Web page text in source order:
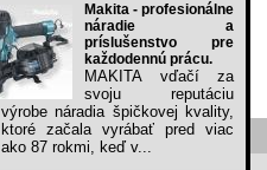
Makita - profesionálne
náradie a
príslušenstvo pre
každodennú prácu.
MAKITA vďačí za
svoju reputáciu
výrobe náradia špičkovej kvality,
ktoré začala vyrábať pred viac
ako 87 rokmi, keď v...